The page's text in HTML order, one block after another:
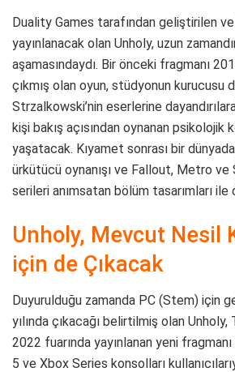
Duality Games tarafından geliştirilen
yayınlanacak olan Unholy, uzun
aşamasındaydı. Bir önceki fragmanı
çıkmış olan oyun, stüdyonun kurucusu
Strzalkowski’nin eserlerine
kişi bakış açısından oynanan psikolojik
yaşatacak. Kıyamet sonrası bir
ürkütücü oynanışı ve Fallout, Metro ve
serileri anımsatan bölüm tasarımları
Unholy, Mevcut Nesil
için de Çıkacak
Duyurulduğu zamanda PC (Stem) için
yılında çıkacağı belirtilmiş olan
2022 fuarında yayınlanan yeni
5 ve Xbox Series konsolları